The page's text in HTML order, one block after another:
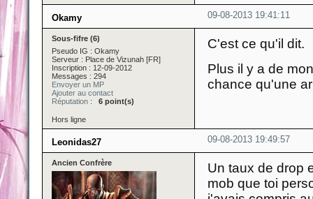
09-08-2013 19:41:11
Okamy
Sous-fifre (6)
Pseudo IG : Okamy
Serveur : Place de Vizunah [FR]
Inscription : 12-09-2012
Messages : 294
Envoyer un MP
Ajouter au contact
Réputation : 6 point(s)
C'est ce qu'il dit.
Plus il y a de
chance qu'une
Hors ligne
09-08-2013 19:49:57
Leonidas27
Ancien Confrère
Un taux de drop
mob que toi